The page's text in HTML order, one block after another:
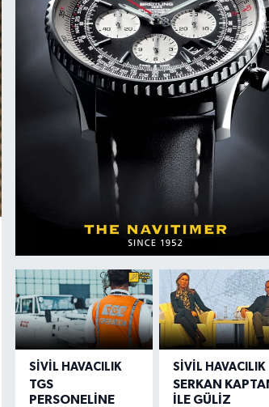
SIVIL HAVACILIK
TGS
PERSONELİNE
SIVIL HAVACILIK
SERKAN
İLE GÜLİZ